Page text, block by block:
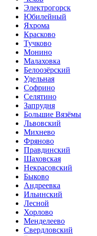
Электрогорск
Юбилейный
Яхрома
Красково
Тучково
Монино
Малаховка
Белоозёрский
Удельная
Софрино
Селятино
Запрудня
Большие Вязёмы
Львовский
Михнево
Фряново
Правдинский
Шаховская
Некрасовский
Быково
Андреевка
Ильинский
Лесной
Хорлово
Менделеево
Свердловский